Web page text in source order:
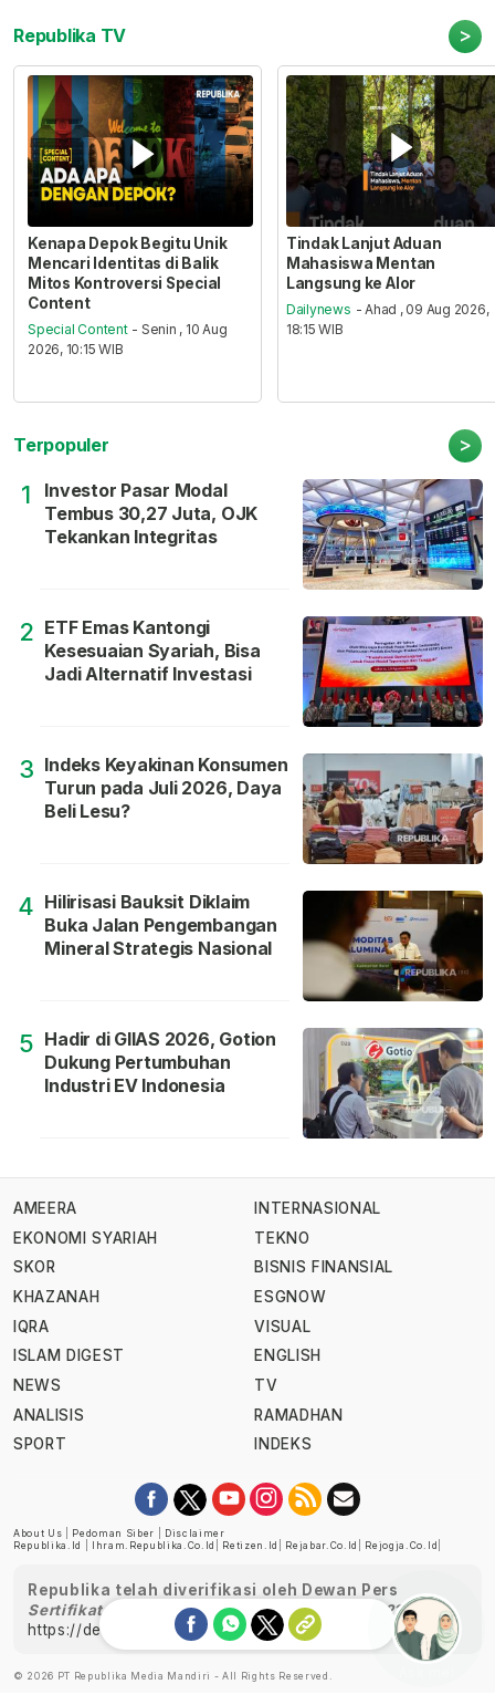
Republika TV >
Kenapa Depok Begitu Unik
Mencari Identitas di Balik
Mitos Kontroversi Special
Content
Special Content - Senin , 10 Aug
2026, 10:15 WIB
Tindak Lanjut Aduan
Mahasiswa Mentan
Langsung ke Alor
Dailynews - Ahad , 09 Aug 2026,
18:15 WIB
Terpopuler >
1
Investor Pasar Modal
Tembus 30,27 Juta, OJK
Tekankan Integritas
2 ETF Emas Kantongi
Kesesuaian Syariah, Bisa
Jadi Alternatif Investasi
3 Indeks Keyakinan Konsumen
Turun pada Juli 2026, Daya
Beli Lesu?
4 Hilirisasi Bauksit Diklaim
Buka Jalan Pengembangan
Mineral Strategis Nasional
5 Hadir di GIIAS 2026, Gotion
Dukung Pertumbuhan
Industri EV Indonesia
AMEERA
EKONOMI SYARIAH
SKOR
KHAZANAH
IQRA
ISLAM DIGEST
NEWS
ANALISIS
SPORT
INTERNASIONAL
TEKNO
BISNIS FINANSIAL
ESGNOW
VISUAL
ENGLISH
TV
RAMADHAN
INDEKS
About Us Pedoman Siber
Disclaimer
Republika.id
Ihram.republika.co.id Retizen.id Rejabar.co.id Rejogja.co.id
Republika telah diverifikasi oleh Dewan Pers
Sertifikat Nomor 1058/DP-Verifikasi/K/XII/2022
https://dewanpers.or.id/data/perusahaanpers
© 2026 PT Republika Media Mandiri - All Rights Reserved.